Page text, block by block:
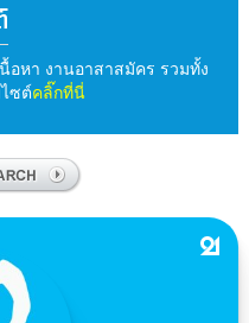
อหา งานอาสาสมัคร รวมทั้ง
ซต์คลิ๊กที่นี่